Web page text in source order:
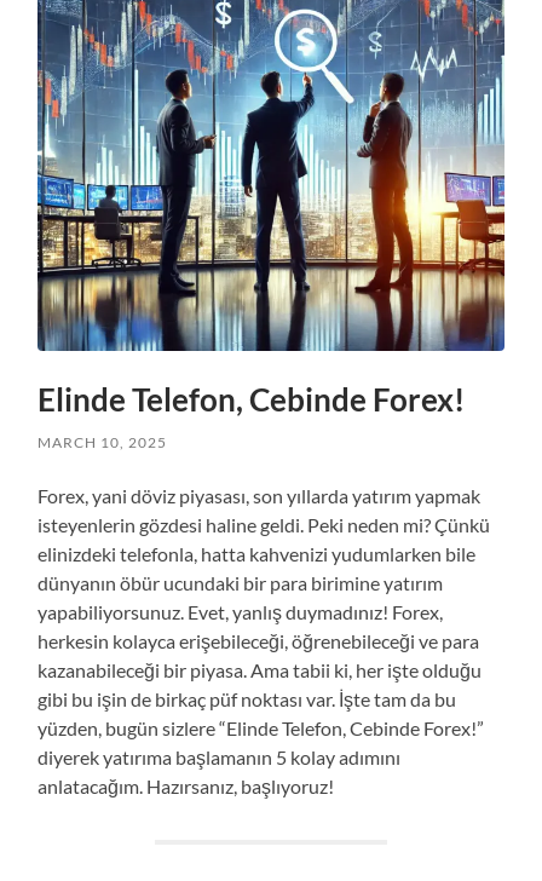
Elinde Telefon, Cebinde Forex!
MARCH 10, 2025
Forex, yani döviz piyasası, son yıllarda yatırım yapmak
isteyenlerin gözdesi haline geldi. Peki neden mi? Çünkü
elinizdeki telefonla, hatta kahvenizi yudumlarken bile
dünyanın öbür ucundaki bir para birimine yatırım
yapabiliyorsunuz. Evet, yanlış duymadınız! Forex,
herkesin kolayca erişebileceği, öğrenebileceği ve para
kazanabileceği bir piyasa. Ama tabii ki, her işte olduğu
gibi bu işin de birkaç püf noktası var. İşte tam da bu
yüzden, bugün sizlere “Elinde Telefon, Cebinde Forex!”
diyerek yatırıma başlamanın 5 kolay adımını
anlatacağım. Hazırsanız, başlıyoruz!